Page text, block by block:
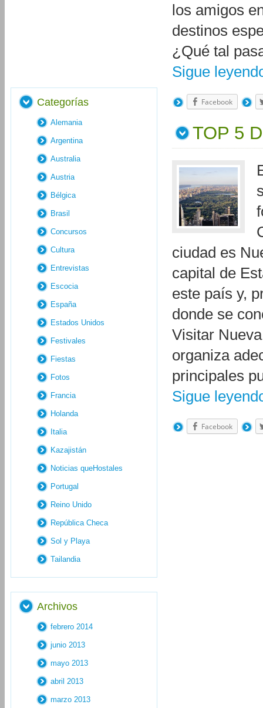
los amigos
destinos
¿Qué tal
Sigue
Facebook
TOP 5
ciudad es
capital de
este país y,
donde se
Visitar
organiza
principales
Sigue
Facebook
Categorías
Alemania
Argentina
Australia
Austria
Bélgica
Brasil
Concursos
Cultura
Entrevistas
Escocia
España
Estados Unidos
Festivales
Fiestas
Fotos
Francia
Holanda
Italia
Kazajistán
Noticias queHostales
Portugal
Reino Unido
República Checa
Sol y Playa
Tailandia
Archivos
febrero 2014
junio 2013
mayo 2013
abril 2013
marzo 2013